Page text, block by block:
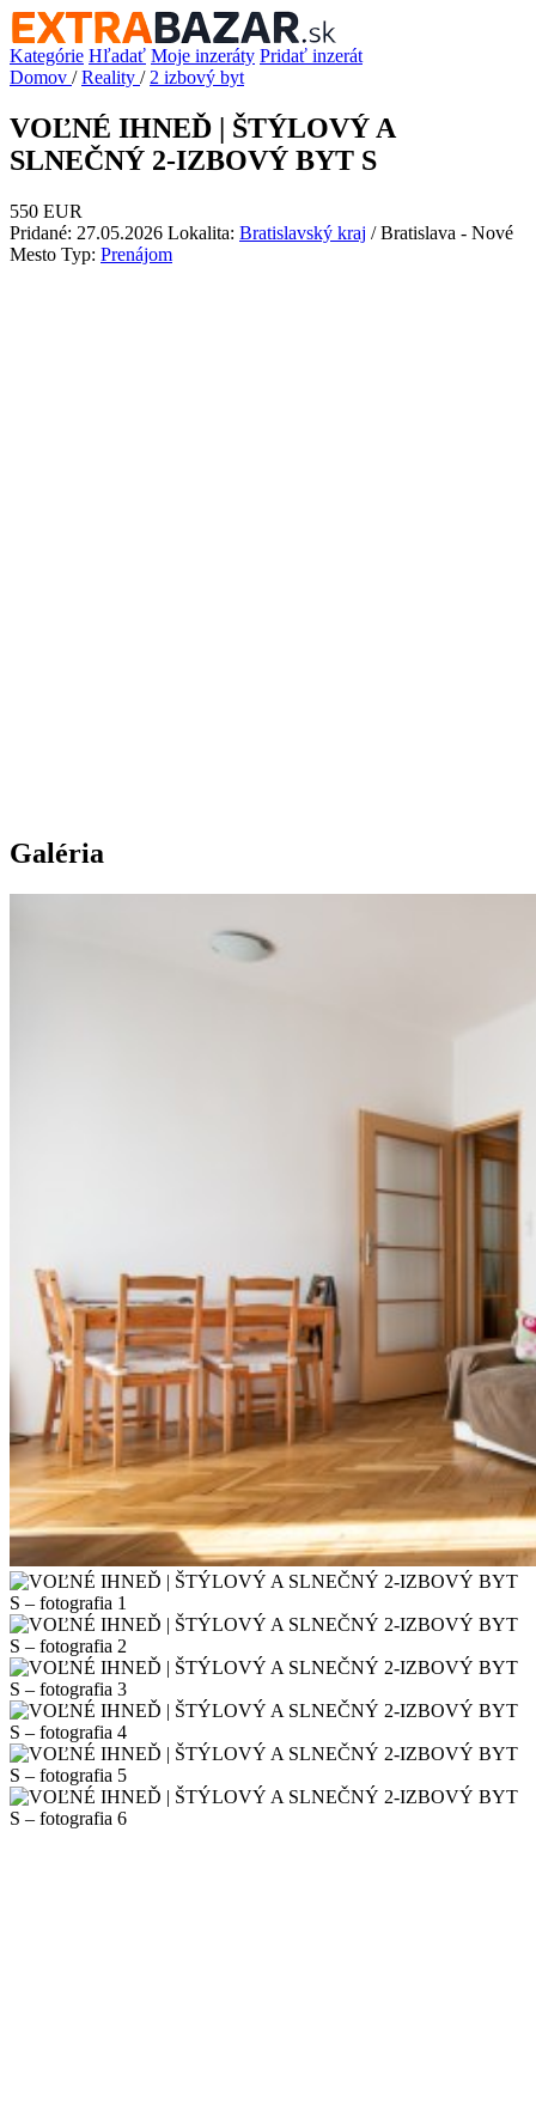
Kategórie Hľadať Moje inzeráty Pridať inzerát
Domov / Reality / 2 izbový byt
VOĽNÉ IHNEĎ | ŠTÝLOVÝ A
SLNEČNÝ 2-IZBOVÝ BYT S
550 EUR
Pridané: 27.05.2026 Lokalita: Bratislavský kraj / Bratislava - Nové
Mesto Typ: Prenájom
Galéria